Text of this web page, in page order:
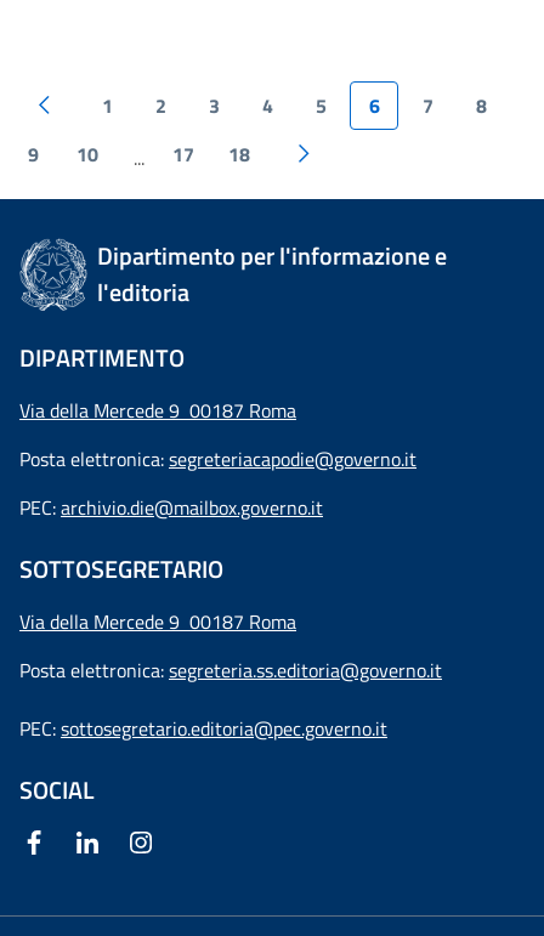
1 2 3 4 5 6 7
8
9
10 ... 17 18
Dipartimento per l'informazione e
l'editoria
DIPARTIMENTO
Via della Mercede 9 00187 Roma
Posta elettronica:segreteriacapodie@governo.it
PEC:archivio.die@mailbox.governo.it
SOTTOSEGRETARIO
Via della Mercede 9 00187 Roma
Posta elettronica:segreteria.ss.editoria@governo.it
PEC:sottosegretario.editoria@pec.governo.it
SOCIAL